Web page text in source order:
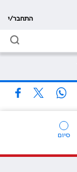
התחבר/י
סיום